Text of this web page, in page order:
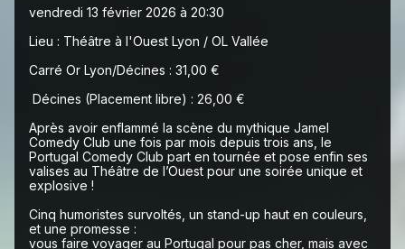
vendredi 13 février 2026 à 20:30
Lieu : Théâtre à l'Ouest Lyon / OL Vallée
Carré Or Lyon/Décines : 31,00 €
Décines (Placement libre) : 26,00 €
Après avoir enflammé la scène du mythique Jamel
Comedy Club une fois par mois depuis trois ans, le
Portugal Comedy Club part en tournée et pose enfin ses
valises au Théâtre de l’Ouest pour une soirée unique et
explosive !
Cinq humoristes survoltés, un stand-up haut en couleurs,
et une promesse :
vous faire voyager au Portugal pour pas cher, mais avec